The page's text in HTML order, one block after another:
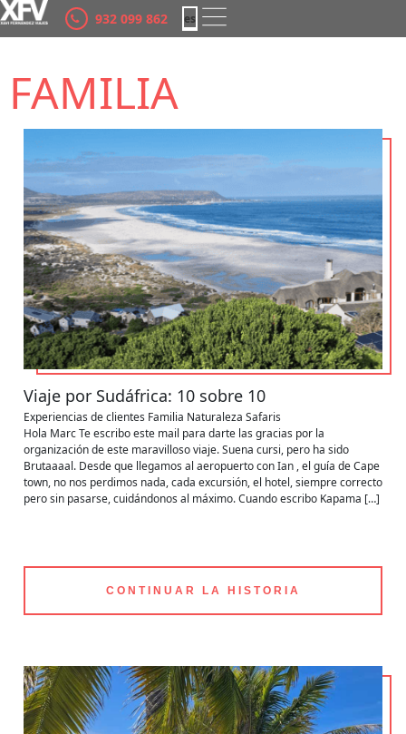
932 099 862
es
ca
FAMILIA
Viaje por Sudáfrica: 10 sobre 10
Experiencias de clientes Familia Naturaleza Safaris
Hola Marc Te escribo este mail para darte las gracias por la
organización de este maravilloso viaje. Suena cursi, pero ha sido
Brutaaaal. Desde que llegamos al aeropuerto con Ian , el guía de Cape
town, no nos perdimos nada, cada excursión, el hotel, siempre correcto
pero sin pasarse, cuidándonos al máximo. Cuando escribo Kapama […]
CONTINUAR LA HISTORIA